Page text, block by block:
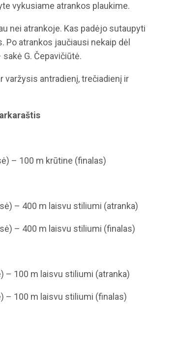
vykusiame atrankos plaukime.
nei atrankoje. Kas padėjo sutaupyti
atrankos jaučiausi nekaip dėl
G. Čepavičiūtė.
varžysis antradienį, trečiadienį ir
– 100 m krūtine (finalas)
– 400 m laisvu stiliumi (atranka)
– 400 m laisvu stiliumi (finalas)
– 100 m laisvu stiliumi (atranka)
– 100 m laisvu stiliumi (finalas)